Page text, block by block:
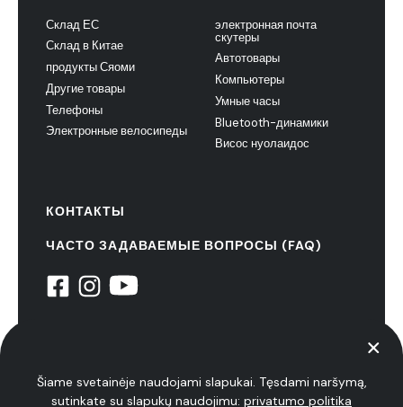
Склад ЕС
Склад в Китае
продукты Сяоми
Другие товары
Телефоны
Электронные велосипеды
электронная почта
скутеры
Автотовары
Компьютеры
Умные часы
Bluetooth-динамики
Висос нуолаидос
КОНТАКТЫ
ЧАСТО ЗАДАВАЕМЫЕ ВОПРОСЫ (FAQ)
Šiame svetainėje naudojami slapukai. Tęsdami naršymą,
sutinkate su slapukų naudojimu: privatumo politika